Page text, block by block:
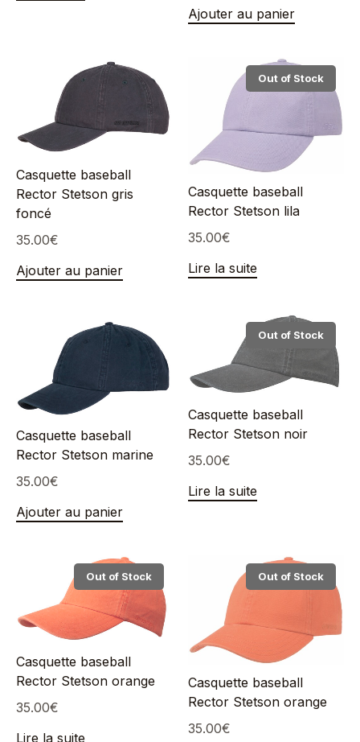
Ajouter au panier
Casquette baseball
Rector Stetson gris
foncé
35.00€
Ajouter au panier
Out of Stock
Casquette baseball
Rector Stetson lila
35.00€
Lire la suite
Casquette baseball
Rector Stetson marine
35.00€
Ajouter au panier
Out of Stock
Casquette baseball
Rector Stetson noir
35.00€
Lire la suite
Out of Stock
Casquette baseball
Rector Stetson orange
35.00€
Lire la suite
Out of Stock
Casquette baseball
Rector Stetson orange
35.00€